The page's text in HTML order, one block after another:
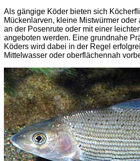
Als gängige Köder bieten sich
Mückenlarven, kleine Mistwürmer oder
an der Posenrute oder mit einer
angeboten werden. Eine grundnahe
Köders wird dabei in der Regel
Mittelwasser oder oberflächennah